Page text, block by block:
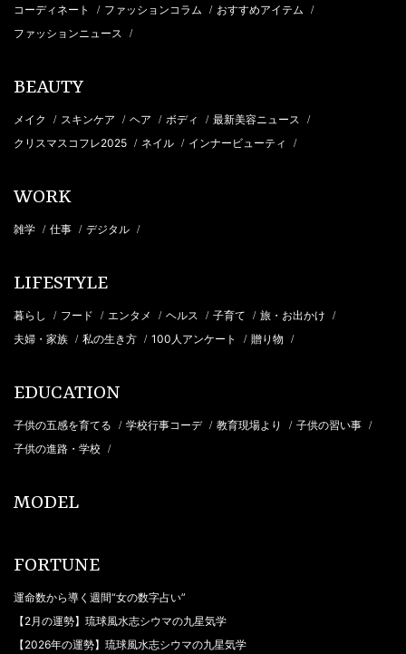
コーディネート / ファッションコラム / おすすめアイテム /
ファッションニュース /
BEAUTY
メイク / スキンケア / ヘア / ボディ / 最新美容ニュース /
クリスマスコフレ2025 / ネイル / インナービューティ /
WORK
雑学 / 仕事 / デジタル /
LIFESTYLE
暮らし / フード / エンタメ / ヘルス / 子育て / 旅・お出かけ /
夫婦・家族 / 私の生き方 / 100人アンケート / 贈り物 /
EDUCATION
子供の五感を育てる / 学校行事コーデ / 教育現場より / 子供の習い事 /
子供の進路・学校 /
MODEL
FORTUNE
運命数から導く週間“女の数字占い”
【2月の運勢】琉球風水志シウマの九星気学
【2026年の運勢】琉球風水志シウマの九星気学